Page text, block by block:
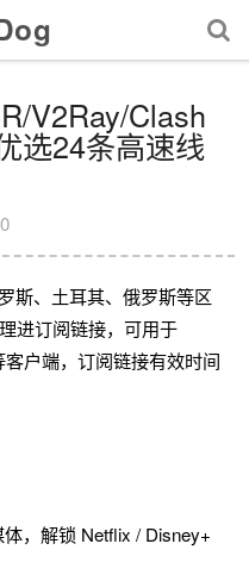
V2Ray/Clash
选24条高速线
斯、土耳其、俄罗斯等区
进订阅链接，可用于
户端，订阅链接有效时间
，解锁 Netflix / Disney+